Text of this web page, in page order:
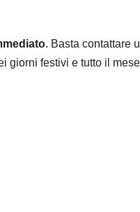
. Basta contattare
giorni festivi e tutto il